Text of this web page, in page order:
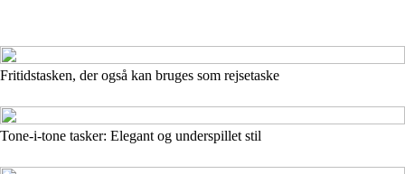
Fritidstasken, der også kan bruges som rejsetaske
Tone-i-tone tasker: Elegant og underspillet stil